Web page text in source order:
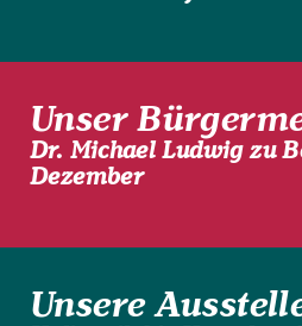
Unser
Dr. Michael Ludwig zu
Dezember
Unsere